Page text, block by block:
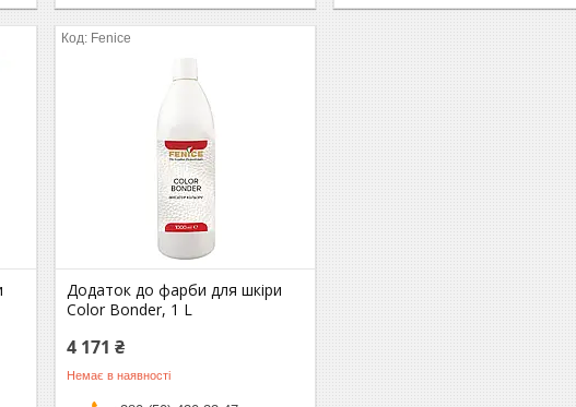
Fenice
Додаток до фарби для шкіри
Color Bonder, 1 L
4 171 ₴
Немає в наявності